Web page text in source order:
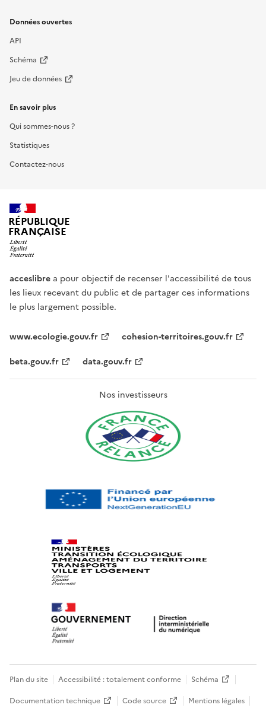
Données ouvertes
API
Schéma
Jeu de données
En savoir plus
Qui sommes-nous ?
Statistiques
Contactez-nous
RÉPUBLIQUE
FRANÇAISE
acceslibre a pour objectif de recenser l'accessibilité de tous
les lieux recevant du public et de partager ces informations
le plus largement possible.
www.ecologie.gouv.fr
cohesion-territoires.gouv.fr
beta.gouv.fr
data.gouv.fr
Nos investisseurs
Plan du site Accessibilité : totalement conforme
Schéma
Documentation technique
Code source Mentions légales